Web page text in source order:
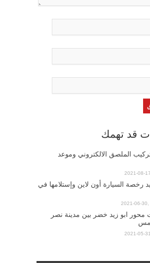
قد تهمك
الملصق الالكتروني وموعد
رخصة السيارة أون لاين وإستلامها في
محور ابو زيد خضر بين مدينة نصر